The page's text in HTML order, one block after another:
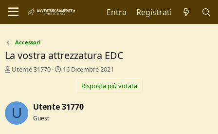
Entra Registrati
Accessori
La vostra attrezzatura EDC
C
t
r
Utente 31770
D
d
i
16 Dicembre 2021
Risposta più votata
U Utente 31770
Guest